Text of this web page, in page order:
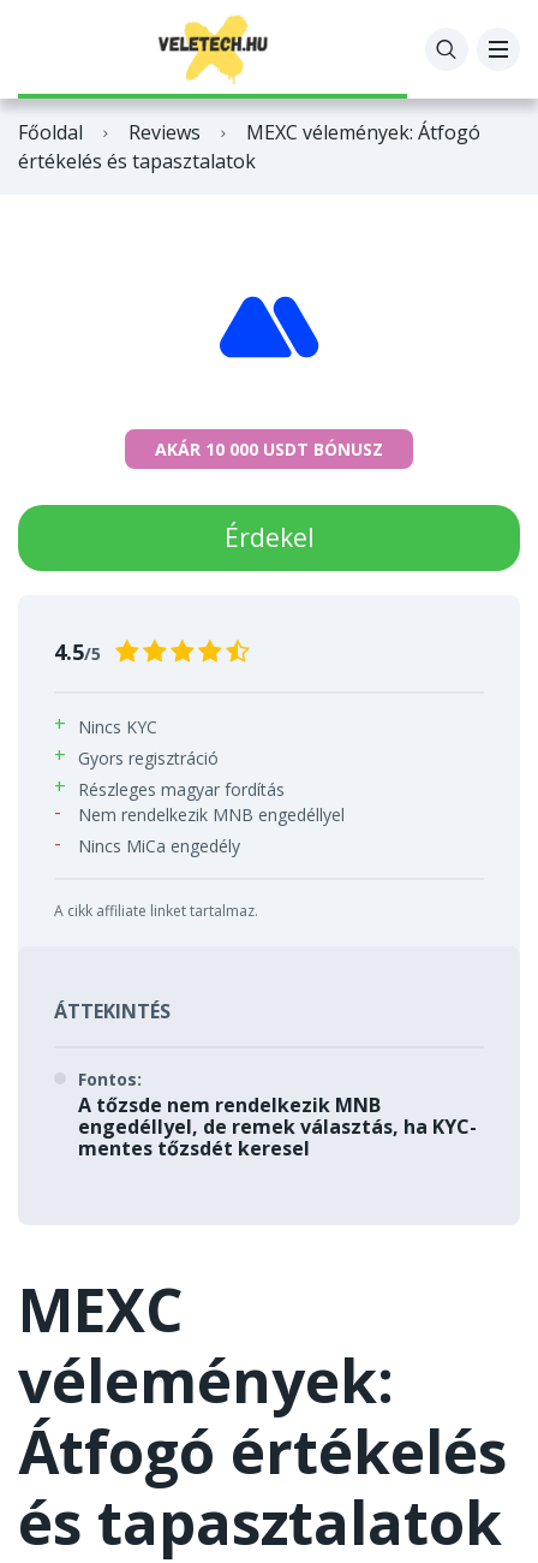
Főoldal Reviews
MEXC vélemények: Átfogó
értékelés és tapasztalatok
AKÁR 10 000 USDT BÓNUSZ
Érdekel
4.5/5
Nincs KYC
Gyors regisztráció
Részleges magyar fordítás
Nem rendelkezik MNB engedéllyel
Nincs MiCa engedély
A cikk affiliate linket tartalmaz.
ÁTTEKINTÉS
Fontos:
A tőzsde nem rendelkezik MNB
engedéllyel, de remek választás, ha KYC-
mentes tőzsdét keresel
MEXC
vélemények:
Átfogó értékelés
és tapasztalatok
OpenVPN
NordVPN
Base44
FL Studio
Bitpanda vélemények
Coinbase vélemények